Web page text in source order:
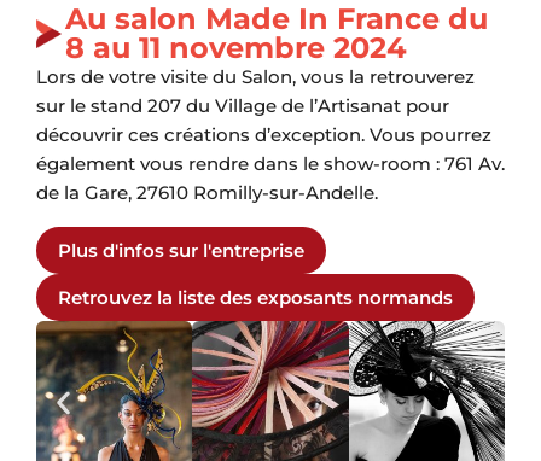
Au salon Made In France du
8 au 11 novembre 2024
Lors de votre visite du Salon, vous la retrouverez
sur le stand 207 du Village de l’Artisanat pour
découvrir ces créations d’exception. Vous pourrez
également vous rendre dans le show-room : 761 Av.
de la Gare, 27610 Romilly-sur-Andelle.
Plus d'infos sur l'entreprise
Retrouvez la liste des exposants normands